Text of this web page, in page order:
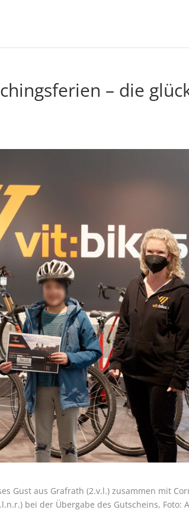
– die
Gust aus Grafrath (2.v.l.) zusammen mit
bei der Übergabe des Gutscheins, Foto: